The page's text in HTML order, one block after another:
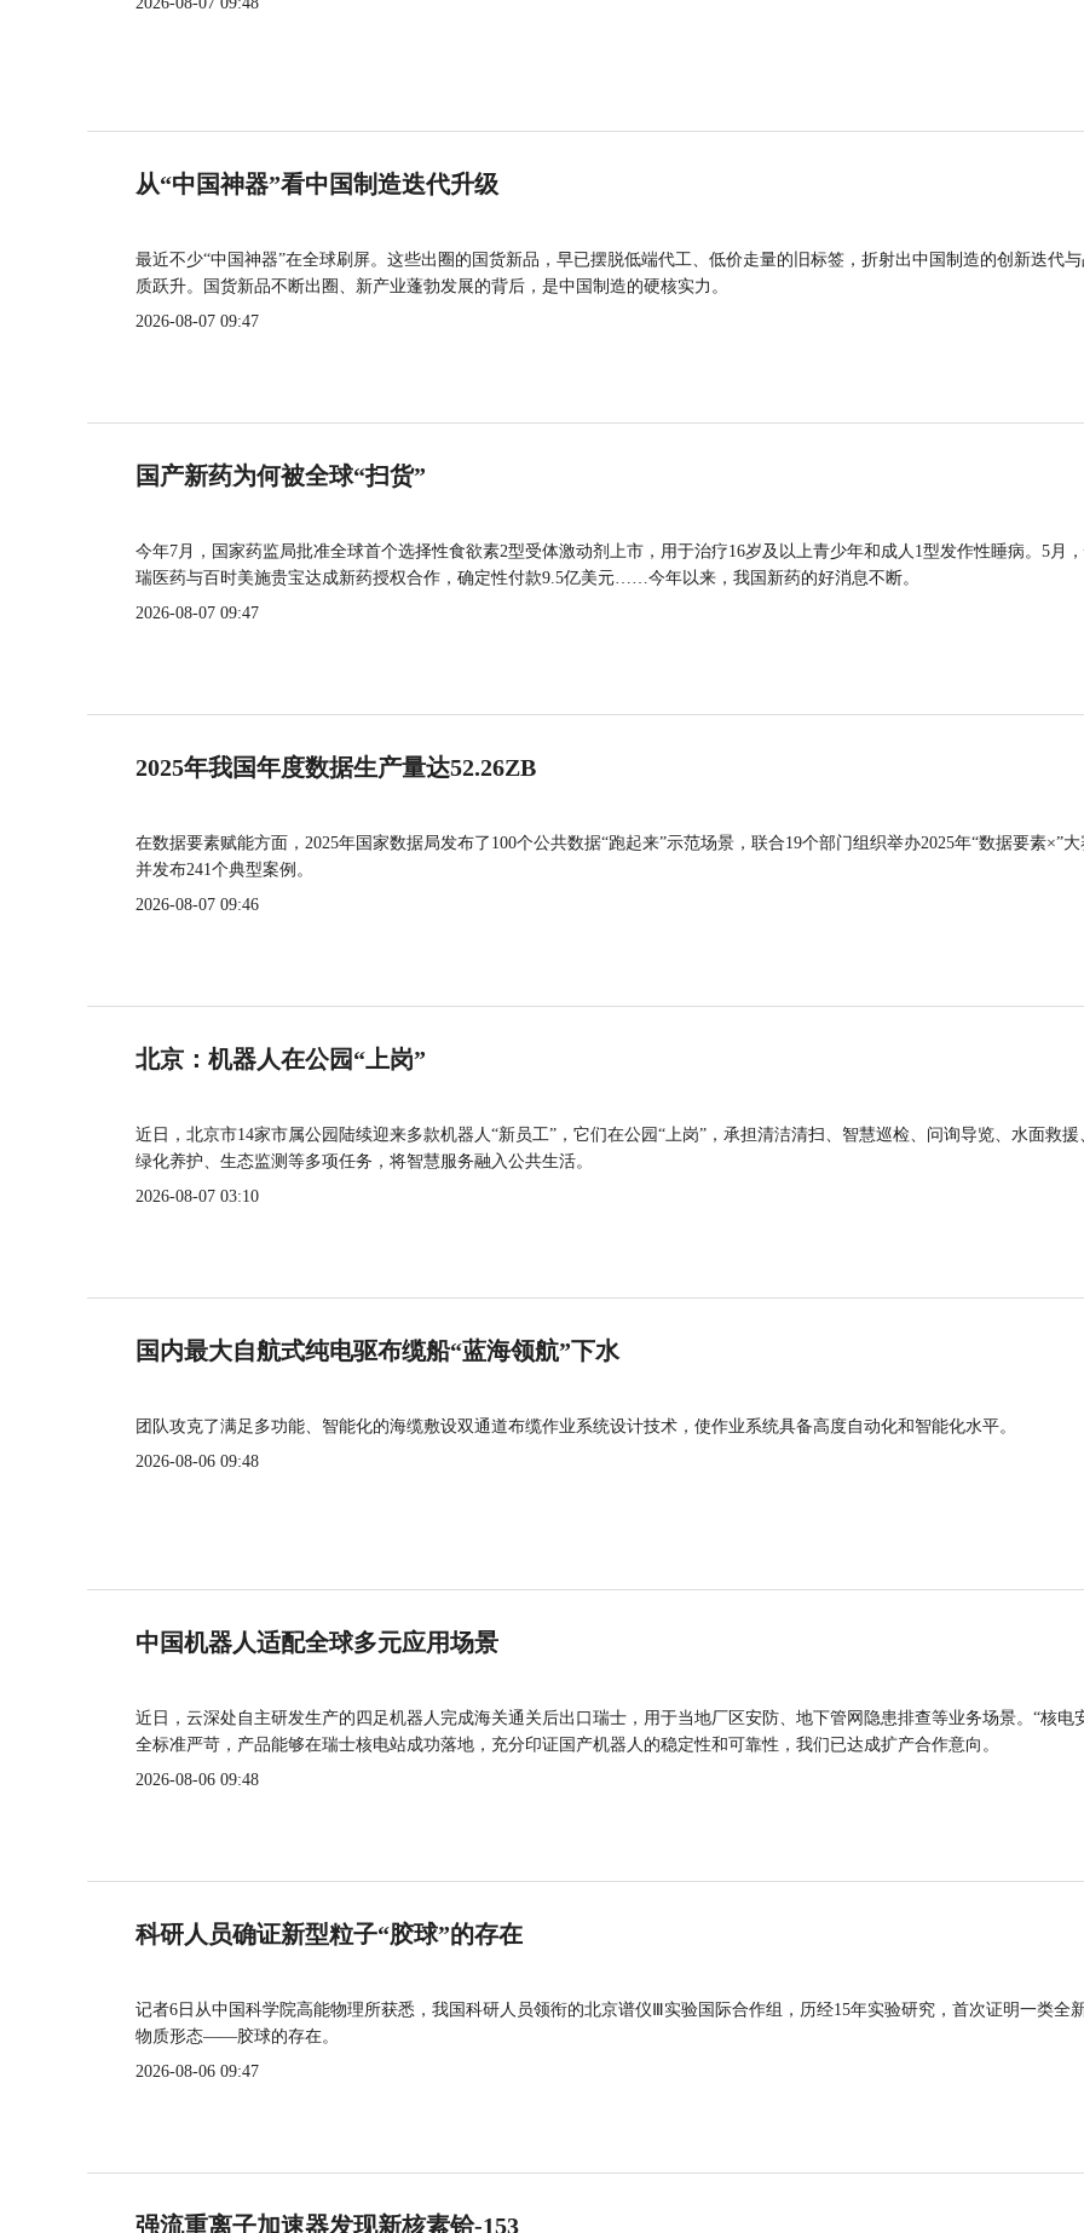
从“中国神器”看中国制造迭代升级
最近不少“中国神器”在全球刷屏。这些出圈的国货新品，早已摆脱低端代工、低价走量的旧标签，折射出中国制造的创新迭代
质跃升。国货新品不断出圈、新产业蓬勃发展的背后，是中国制造的硬核实力。
2026-08-07 09:47
国产新药为何被全球“扫货”
今年7月，国家药监局批准全球首个选择性食欲素2型受体激动剂上市，用于治疗16岁及以上青少年和成人1型发作性睡病。5月
瑞医药与百时美施贵宝达成新药授权合作，确定性付款9.5亿美元……今年以来，我国新药的好消息不断。
2026-08-07 09:47
2025年我国年度数据生产量达52.26ZB
在数据要素赋能方面，2025年国家数据局发布了100个公共数据“跑起来”示范场景，联合19个部门组织举办2025年“数据要素×”大
并发布241个典型案例。
2026-08-07 09:46
北京：机器人在公园“上岗”
近日，北京市14家市属公园陆续迎来多款机器人“新员工”，它们在公园“上岗”，承担清洁清扫、智慧巡检、问询导览、水面救援
绿化养护、生态监测等多项任务，将智慧服务融入公共生活。
2026-08-07 03:10
国内最大自航式纯电驱布缆船“蓝海领航”下水
团队攻克了满足多功能、智能化的海缆敷设双通道布缆作业系统设计技术，使作业系统具备高度自动化和智能化水平。
2026-08-06 09:48
中国机器人适配全球多元应用场景
近日，云深处自主研发生产的四足机器人完成海关通关后出口瑞士，用于当地厂区安防、地下管网隐患排查等业务场景。“核电
全标准严苛，产品能够在瑞士核电站成功落地，充分印证国产机器人的稳定性和可靠性，我们已达成扩产合作意向。
2026-08-06 09:48
科研人员确证新型粒子“胶球”的存在
记者6日从中国科学院高能物理所获悉，我国科研人员领衔的北京谱仪Ⅲ实验国际合作组，历经15年实验研究，首次证明一类全
物质形态——胶球的存在。
2026-08-06 09:47
强流重离子加速器发现新核素铪-153